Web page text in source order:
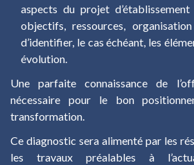
aspects du projet
objectifs, ressources,
d’identifier, le cas échéant, les
évolution.
Une parfaite connaissance de
nécessaire pour le bon
transformation.
Ce diagnostic sera alimenté par les
les travaux préalables à